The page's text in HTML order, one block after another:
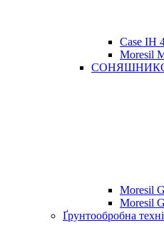
Case IH
Moresil
Moresil
Moresil
Ґрунтообробна